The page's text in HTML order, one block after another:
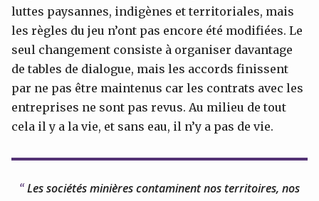
luttes paysannes, indigènes et territoriales, mais
les règles du jeu n’ont pas encore été modifiées. Le
seul changement consiste à organiser davantage
de tables de dialogue, mais les accords finissent
par ne pas être maintenus car les contrats avec les
entreprises ne sont pas revus. Au milieu de tout
cela il y a la vie, et sans eau, il n’y a pas de vie.
Les sociétés minières contaminent nos territoires, nos